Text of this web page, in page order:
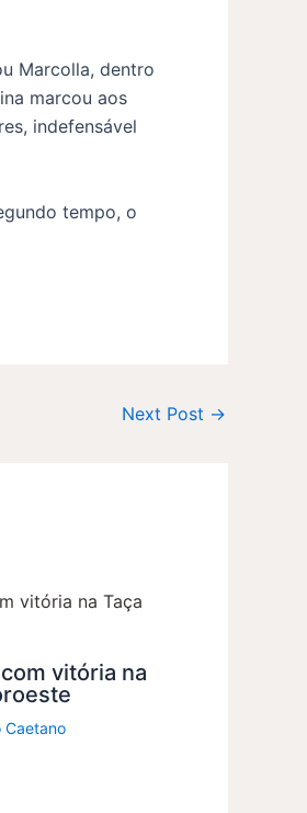
Marcolla, dentro
marcou aos
indefensável
tempo, o
Next Post →
vitória na
Caetano